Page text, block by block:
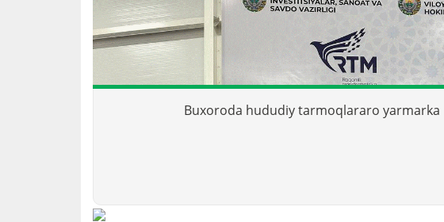
Buxoroda hududiy tarmoqlararo yarmarka